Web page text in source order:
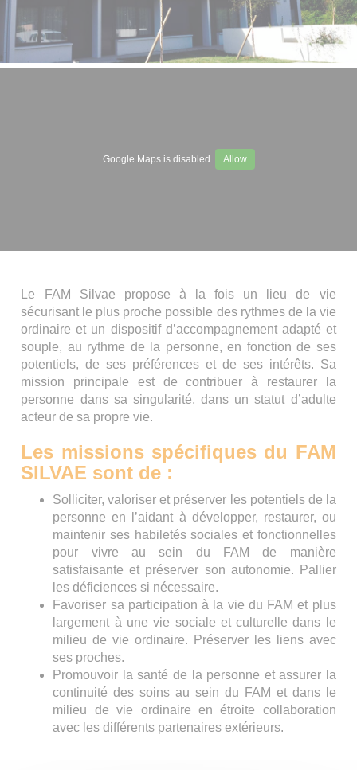
Google Maps is disabled. Allow
Le FAM Silvae propose à la fois un lieu de vie
sécurisant le plus proche possible des rythmes de la vie
ordinaire et un dispositif d’accompagnement adapté et
souple, au rythme de la personne, en fonction de ses
potentiels, de ses préférences et de ses intérêts. Sa
mission principale est de contribuer à restaurer la
personne dans sa singularité, dans un statut d’adulte
acteur de sa propre vie.
Les missions spécifiques du FAM
SILVAE sont de :
Solliciter, valoriser et préserver les potentiels de la
personne en l’aidant à développer, restaurer, ou
maintenir ses habiletés sociales et fonctionnelles
pour vivre au sein du FAM de manière
satisfaisante et préserver son autonomie. Pallier
les déficiences si nécessaire.
Favoriser sa participation à la vie du FAM et plus
largement à une vie sociale et culturelle dans le
milieu de vie ordinaire. Préserver les liens avec
ses proches.
Promouvoir la santé de la personne et assurer la
continuité des soins au sein du FAM et dans le
milieu de vie ordinaire en étroite collaboration
avec les différents partenaires extérieurs.